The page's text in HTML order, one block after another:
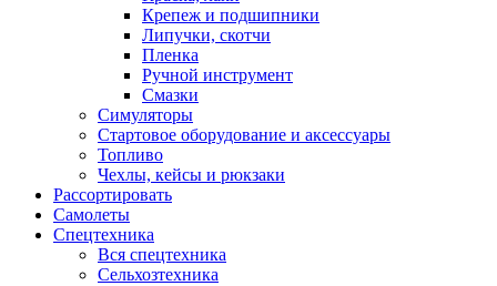
Крепеж и подшипники
Липучки, скотчи
Пленка
Ручной инструмент
Смазки
Симуляторы
Стартовое оборудование и аксессуары
Топливо
Чехлы, кейсы и рюкзаки
Рассортировать
Самолеты
Спецтехника
Вся спецтехника
Сельхозтехника